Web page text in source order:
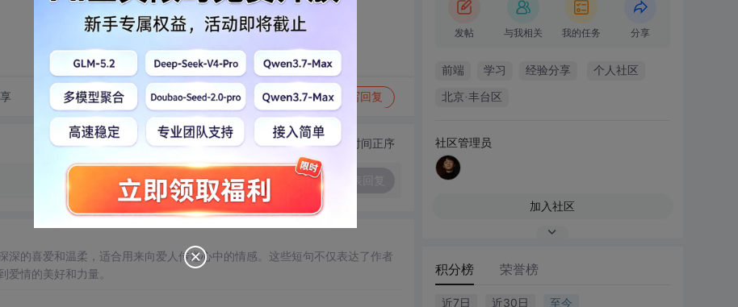
转发到动态 举报 写回复
切换为时间正序
的喜爱和温柔，适合用来向爱人传递心中的情感。这些短句不仅表达了作者
情的美好和力量。
发帖 与我相关 我的任务 分享
前端 学习 经验分享 个人社区
北京·丰台区
社区管理员
加入社区
积分榜 荣誉榜
近7日 近30日 至今